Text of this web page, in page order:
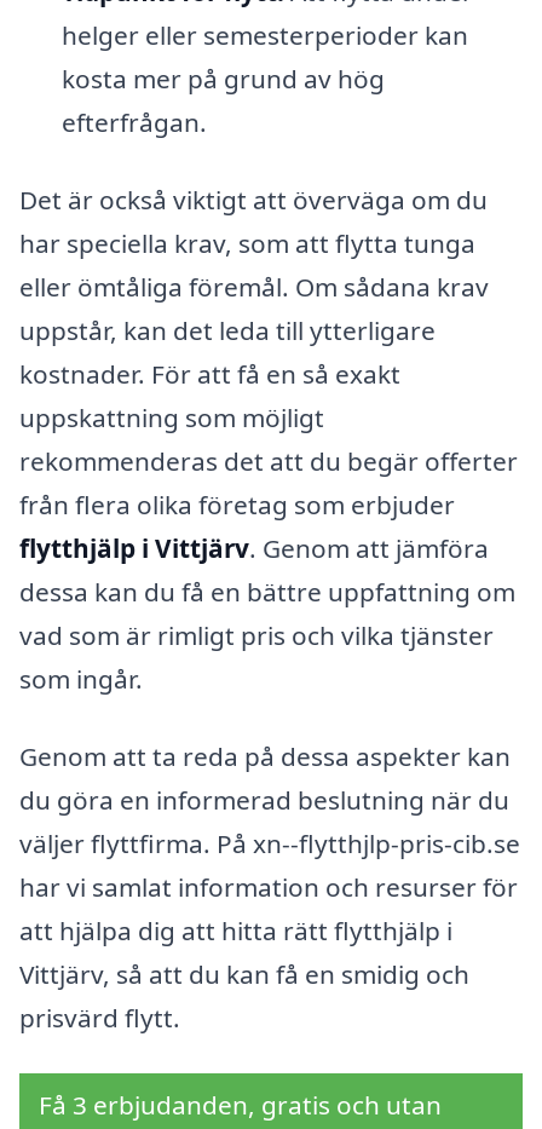
helger eller semesterperioder kan
kosta mer på grund av hög
efterfrågan.
Det är också viktigt att överväga om du
har speciella krav, som att flytta tunga
eller ömtåliga föremål. Om sådana krav
uppstår, kan det leda till ytterligare
kostnader. För att få en så exakt
uppskattning som möjligt
rekommenderas det att du begär offerter
från flera olika företag som erbjuder
flytthjälp i Vittjärv. Genom att jämföra
dessa kan du få en bättre uppfattning om
vad som är rimligt pris och vilka tjänster
som ingår.
Genom att ta reda på dessa aspekter kan
du göra en informerad beslutning när du
väljer flyttfirma. På xn--flytthjlp-pris-cib.se
har vi samlat information och resurser för
att hjälpa dig att hitta rätt flytthjälp i
Vittjärv, så att du kan få en smidig och
prisvärd flytt.
Få 3 erbjudanden, gratis och utan